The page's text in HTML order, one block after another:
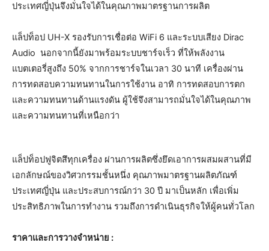
ประเทศญี่ปุ่นจึงมั่นใจได้ในคุณภาพมาตรฐานการผลิต
แล็ปท็อป UH-X รองรับการเชื่อต่อ WiFi 6 และระบบเสียง Dirac
Audio นอกจากนี้ยังมาพร้อมระบบชาร์จเร็ว ที่ให้พลังงาน
แบตเตอรี่สูงถึง 50% จากการชาร์จในเวลา 30 นาที เครื่องผ่าน
การทดสอบความทนทานในการใช้งาน อาทิ การทดสอบการตก
และความทนทานด้านแรงดัน ผู้ใช้จึงสามารถมั่นใจได้ในคุณภาพ
และความทนทานที่เหนือกว่า
แล็ปท็อปฟูจิตสึทุกเครื่อง ผ่านการผลิตซึ่งยึดเอาการผสมผสานที่มี
เอกลักษณ์ของวิศวกรรมชั้นหนึ่ง คุณภาพมาตรฐานผลิตภัณฑ์
ประเทศญี่ปุ่น และประสบการณ์กว่า 30 ปี มาเป็นหลัก เพื่อเพิ่ม
ประสิทธิภาพในการทำงาน รวมถึงการดำเนินธุรกิจให้ผู้คนทั่วโลก
ราคาและการวางจำหน่าย :